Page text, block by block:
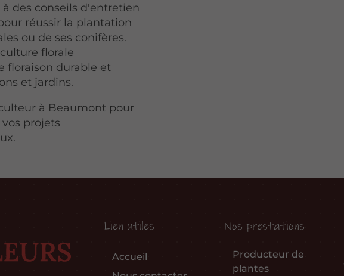
des conseils d'entretien
réussir la plantation
ou de ses conifères.
florale
floraison durable et
et jardins.
à Beaumont pour
projets
Lien utiles
Accueil
Nos prestations
Producteur de
plantes